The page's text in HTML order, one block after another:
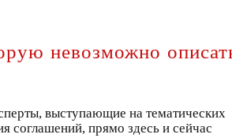
невозможно
выступающие на тематических
соглашений, прямо здесь и сейчас